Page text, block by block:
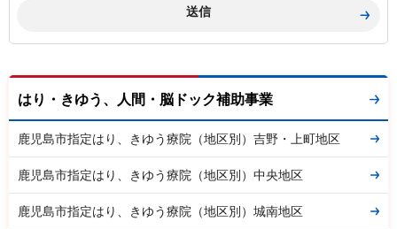
はり・きゆう、人間・脳ドック補助事業
鹿児島市指定はり、きゆう療院（地区別）吉野・上町地区
鹿児島市指定はり、きゆう療院（地区別）中央地区
鹿児島市指定はり、きゆう療院（地区別）城南地区